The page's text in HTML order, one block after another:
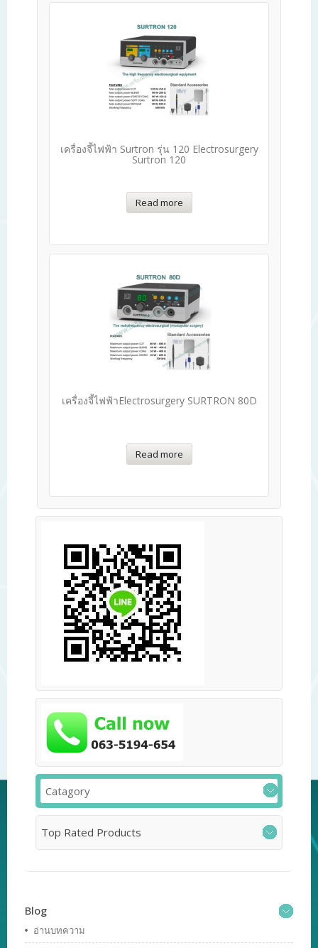
เครื่องจี้ไฟฟ้า Surtron รุ่น 120 Electrosurgery
Surtron 120
Read more
เครื่องจี้ไฟฟ้าElectrosurgery SURTRON 80D
Read more
Catagory
Top Rated Products
Blog
อ่านบทความ